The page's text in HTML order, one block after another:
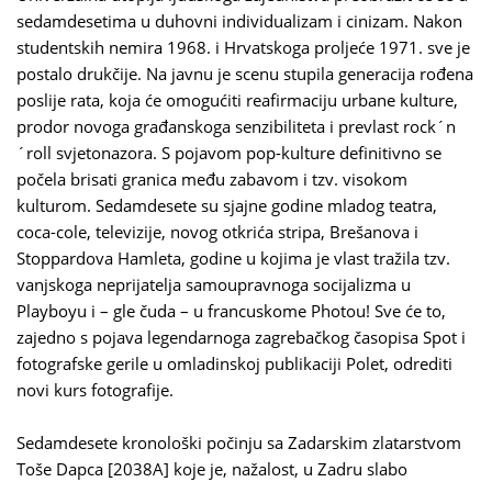
sedamdesetima u duhovni individualizam i cinizam. Nakon
studentskih nemira 1968. i Hrvatskoga proljeće 1971. sve je
postalo drukčije. Na javnu je scenu stupila generacija rođena
poslije rata, koja će omogućiti reafirmaciju urbane kulture,
prodor novoga građanskoga senzibiliteta i prevlast rock´n
´roll svjetonazora. S pojavom pop-kulture definitivno se
počela brisati granica među zabavom i tzv. visokom
kulturom. Sedamdesete su sjajne godine mladog teatra,
coca-cole, televizije, novog otkrića stripa, Brešanova i
Stoppardova Hamleta, godine u kojima je vlast tražila tzv.
vanjskoga neprijatelja samoupravnoga socijalizma u
Playboyu i – gle čuda – u francuskome Photou! Sve će to,
zajedno s pojava legendarnoga zagrebačkog časopisa Spot i
fotografske gerile u omladinskoj publikaciji Polet, odrediti
novi kurs fotografije.
Sedamdesete kronološki počinju sa Zadarskim zlatarstvom
Toše Dapca [2038A] koje je, nažalost, u Zadru slabo